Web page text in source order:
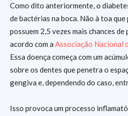
Como dito anteriormente, o
de bactérias na boca. Não à toa que
possuem 2,5 vezes mais chances
acordo com a Associação Nacional
Essa doença começa com um
sobre os dentes que penetra o
gengiva e, dependendo do caso,
Isso provoca um processo